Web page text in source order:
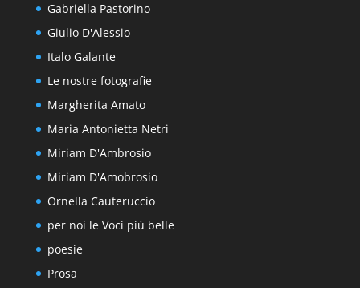
Gabriella Pastorino
Giulio D'Alessio
Italo Galante
Le nostre fotografie
Margherita Amato
Maria Antonietta Netri
Miriam D'Ambrosio
Miriam D'Amobrosio
Ornella Cauteruccio
per noi le Voci più belle
poesie
Prosa